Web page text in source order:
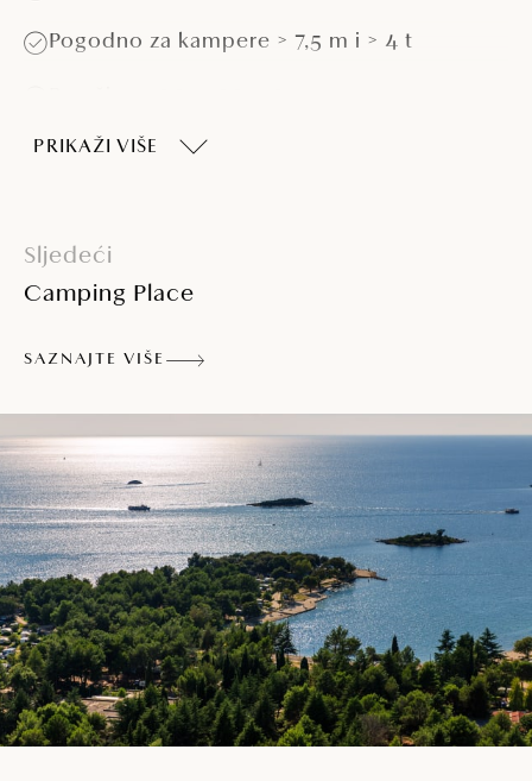
Pogodno za kampere > 7,5 m i > 4 t
Priključak struje i vode, na dijelu parcela
PRIKAŽI VIŠE
Sljedeći
Camping Place
SAZNAJTE VIŠE